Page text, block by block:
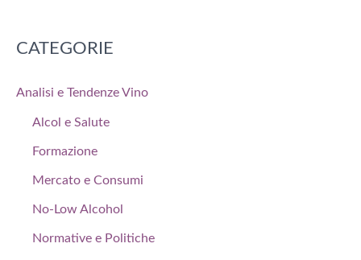
CATEGORIE
Analisi e Tendenze Vino
Alcol e Salute
Formazione
Mercato e Consumi
No-Low Alcohol
Normative e Politiche